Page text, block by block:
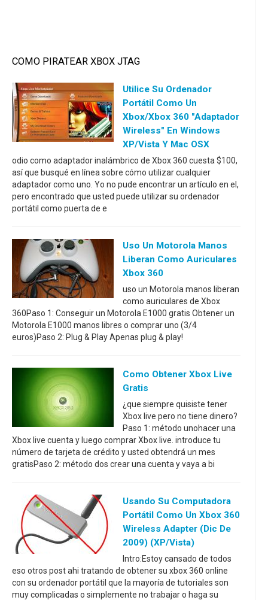
COMO PIRATEAR XBOX JTAG
Utilice Su Ordenador
Portátil Como Un
Xbox/Xbox 360 "adaptador
Wireless" En Windows
XP/Vista Y Mac OSX
odio como adaptador inalámbrico de Xbox 360 cuesta $100,
así que busqué en línea sobre cómo utilizar cualquier
adaptador como uno. Yo no pude encontrar un artículo en el,
pero encontrado que usted puede utilizar su ordenador
portátil como puerta de e
Uso Un Motorola Manos
Liberan Como Auriculares
Xbox 360
uso un Motorola manos liberan
como auriculares de Xbox
360Paso 1: Conseguir un Motorola E1000 gratis Obtener un
Motorola E1000 manos libres o comprar uno (3/4
euros)Paso 2: Plug & Play Apenas plug & play!
Como Obtener Xbox Live
Gratis
¿que siempre quisiste tener
Xbox live pero no tiene dinero?
Paso 1: método unohacer una
Xbox live cuenta y luego comprar Xbox live. introduce tu
número de tarjeta de crédito y usted obtendrá un mes
gratisPaso 2: método dos crear una cuenta y vaya a bi
Usando Su Computadora
Portátil Como Un Xbox 360
Wireless Adapter (Dic De
2009) (XP/Vista)
Intro:Estoy cansado de todos
eso otros post ahi tratando de obtener su xbox 360 online
con su ordenador portátil que la mayoría de tutoriales son
muy complicadas o simplemente no trabajar o haga su